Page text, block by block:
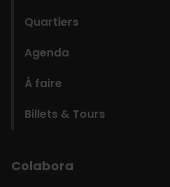
Quartiers
Agenda
À faire
Billets & Tours
Colabora